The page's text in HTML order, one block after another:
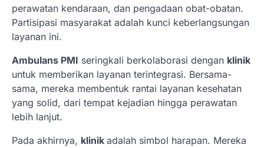
perawatan kendaraan, dan pengadaan obat-obatan.
Partisipasi masyarakat adalah kunci keberlangsungan
layanan ini.
Ambulans PMI seringkali berkolaborasi dengan klinik
untuk memberikan layanan terintegrasi. Bersama-
sama, mereka membentuk rantai layanan kesehatan
yang solid, dari tempat kejadian hingga perawatan
lebih lanjut.
Pada akhirnya, klinik adalah simbol harapan. Mereka